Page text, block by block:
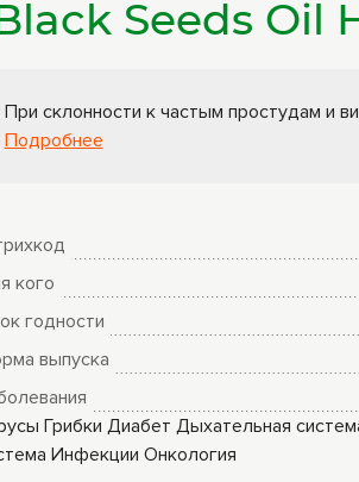
Книги ГарбузоваSeeds Oil
При склонности к частым простудам и
Подробнее
кого
годности
выпуска
Грибки Диабет Дыхательная
Инфекции Онкология